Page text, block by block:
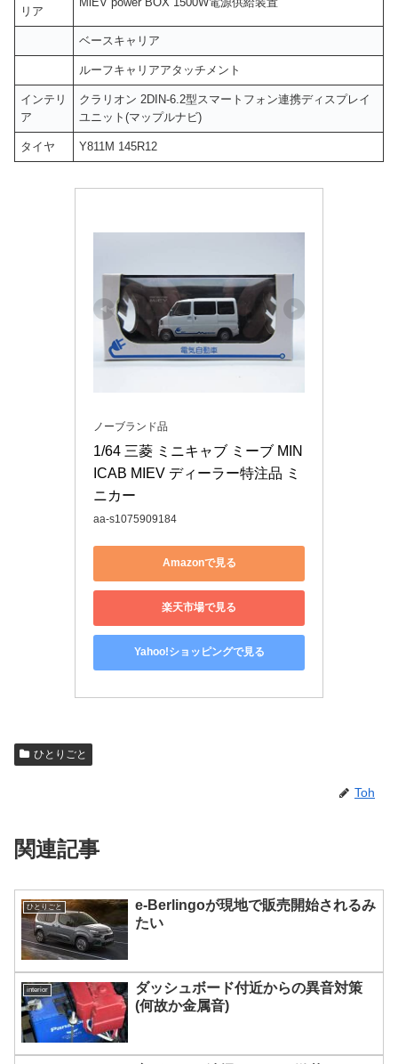
リア
ベースキャリア
ルーフキャリアアタッチメント
インテリ
ア
クラリオン 2DIN-6.2型スマートフォン連携ディスプレイ
ユニット(マップルナビ)
タイヤ Y811M 145R12
ノーブランド品
1/64 三菱 ミニキャブ ミーブ MIN
ICAB MIEV ディーラー特注品 ミ
ニカー
aa-s1075909184
Amazonで見る
楽天市場で見る
Yahoo!ショッピングで見る
ひとりごと
Toh
関連記事
ひとりごと
e-Berlingoが現地で販売開始されるみ
たい
interior
ダッシュボード付近からの異音対策
(何故か金属音)